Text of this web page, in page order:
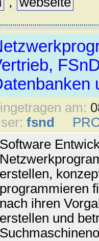
am:
fsnd
Software
erstellen,
programmieren
nach ihren
erstellen und